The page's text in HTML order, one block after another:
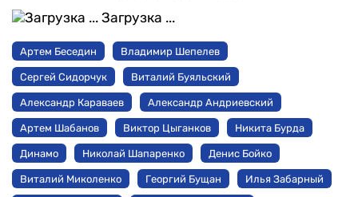
Загрузка ...
Артем Беседин Владимир Шепелев
Сергей Сидорчук Виталий Буяльский
Александр Караваев Александр Андриевский
Артем Шабанов Виктор Цыганков Никита Бурда
Динамо Николай Шапаренко Денис Бойко
Виталий Миколенко Георгий Бущан Илья Забарный